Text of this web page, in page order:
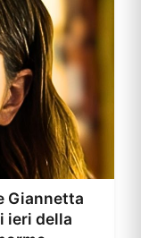
Giannetta
ieri della